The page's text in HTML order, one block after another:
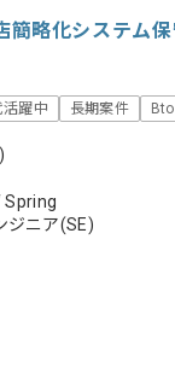
略化システム
活躍中 長期案件
ジニア(SE)